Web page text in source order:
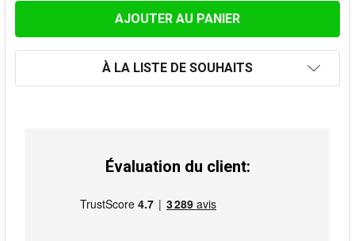
À LA LISTE DE SOUHAITS
Évaluation du client: